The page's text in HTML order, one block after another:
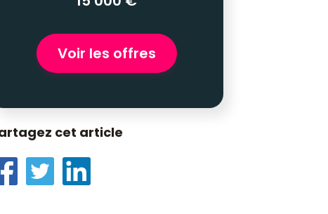
Voir les offres
cet article